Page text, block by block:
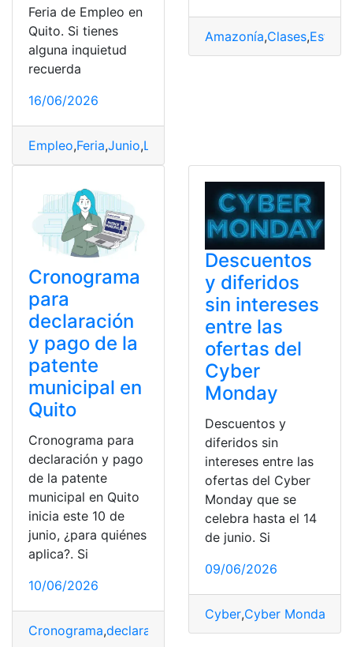
Feria de Empleo en
Quito. Si tienes
alguna inquietud
recuerda
16/06/2026
Empleo,Feria,Junio,Laborales
Amazonía,Clases,
Cronograma
para
declaración
y pago de la
patente
municipal en
Quito
Cronograma para
declaración y pago
de la patente
municipal en Quito
inicia este 10 de
junio, ¿para quiénes
aplica?. Si
10/06/2026
Cronograma,declaración inicia,Junio,Municipal,pago,
Descuentos
y diferidos
sin intereses
entre las
ofertas del
Cyber
Monday
Descuentos y
diferidos sin
intereses entre las
ofertas del Cyber
Monday que se
celebra hasta el 14
de junio. Si
09/06/2026
Cyber,Cyber Monday